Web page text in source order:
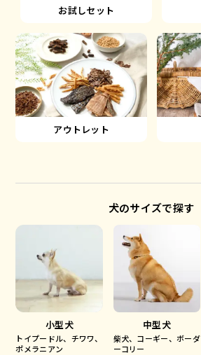
お試しセット
アウトレット
犬のサイズで探す
小型犬
トイプードル、チワワ、
ポメラニアン
中型犬
柴犬、コーギー、ボーダ
ーコリー